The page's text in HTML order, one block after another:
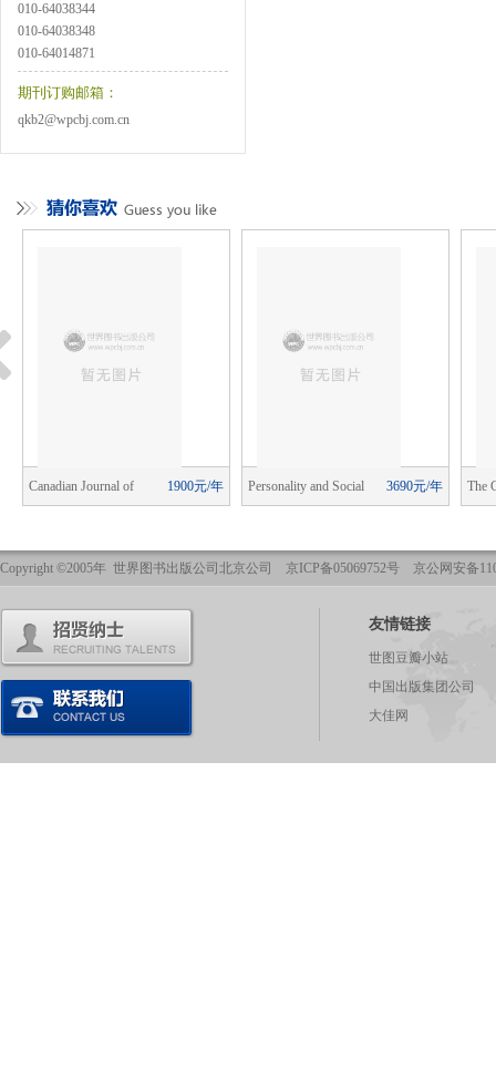
010-64038344
010-64038348
010-64014871
期刊订购邮箱：
qkb2@wpcbj.com.cn
1900元/年
Canadian Journal of 3690元/年
Personality and Social The
Copyright ©2005年 世界图书出版公司北京公司 京ICP备05069752号 京公网安备
友情链接
世图豆瓣小站
中国出版集团公司
大佳网